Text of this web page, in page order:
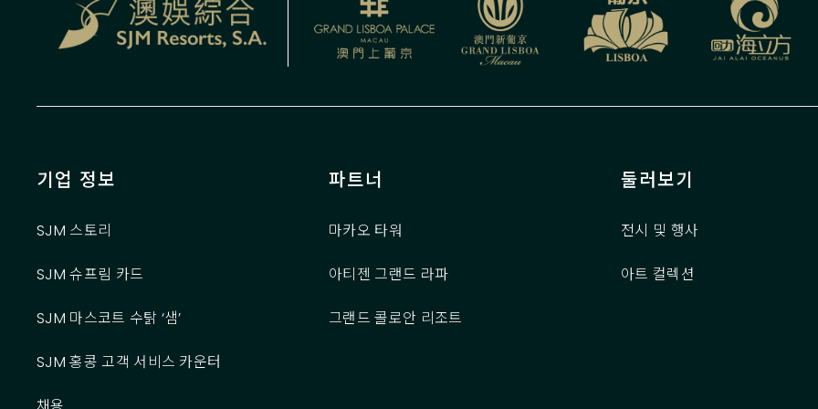
기업 정보
SJM 스토리
SJM 슈프림 카드
SJM 마스코트 수탉 ‘샘’
SJM 홍콩 고객 서비스 카운터
파트너
마카오 타워
아티젠 그랜드 라파
그랜드 콜로안 리조트
둘러보기
전시 및 행사
아트 컬렉션